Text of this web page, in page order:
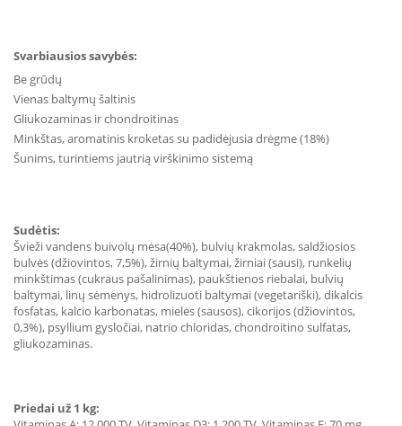
Svarbiausios savybės:
Be grūdų
Vienas baltymų šaltinis
Gliukozaminas ir chondroitinas
Minkštas, aromatinis kroketas su padidėjusia drėgme (18%)
Šunims, turintiems jautrią virškinimo sistemą
Sudėtis:
Švieži vandens buivolų mėsa(40%), bulvių krakmolas, saldžiosios
bulvės (džiovintos, 7,5%), žirnių baltymai, žirniai (sausi), runkelių
minkštimas (cukraus pašalinimas), paukštienos riebalai, bulvių
baltymai, linų sėmenys, hidrolizuoti baltymai (vegetariški), dikalcis
fosfatas, kalcio karbonatas, mielės (sausos), cikorijos (džiovintos,
0,3%), psyllium gysločiai, natrio chloridas, chondroitino sulfatas,
gliukozaminas.
Priedai už 1 kg: